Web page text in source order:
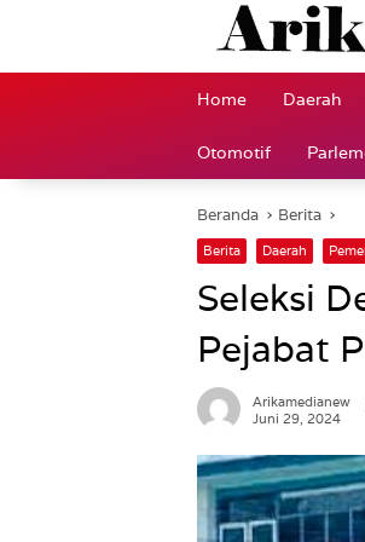
Home Daerah
Otomotif
Beranda Berita
Berita Daerah
Seleksi
Pejabat
Arikamedianew
Juni 29, 2024